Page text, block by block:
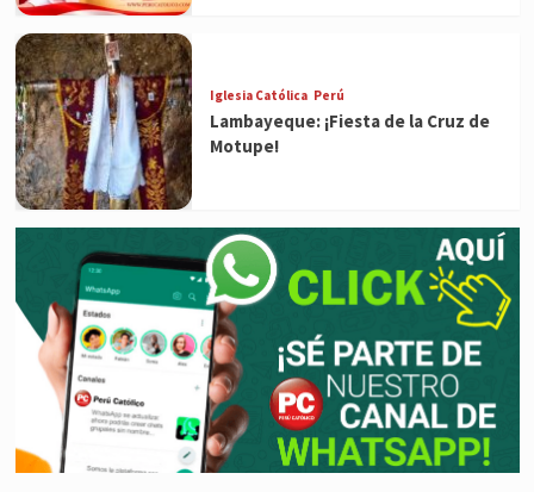
Iglesia Católica Perú
Lambayeque: ¡Fiesta de la Cruz de
Motupe!